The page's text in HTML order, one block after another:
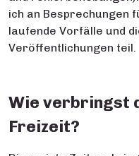
ich an Besprechungen
laufende Vorfälle und
Veröffentlichungen teil.
Wie verbringst
Freizeit?